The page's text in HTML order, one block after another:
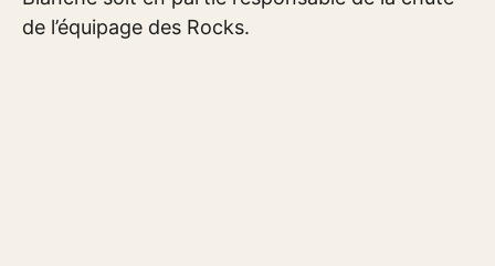
de l’équipage des Rocks.